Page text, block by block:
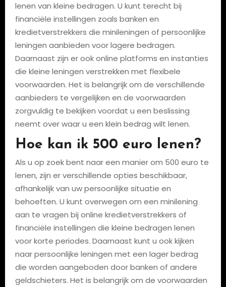
lenen van kleine bedragen. U kunt terecht bij
financiële instellingen zoals banken en
kredietverstrekkers die minileningen of persoonlijke
leningen aanbieden voor lagere bedragen.
Daarnaast zijn er ook online platforms en instanties
die kleine leningen verstrekken met flexibele
voorwaarden. Het is belangrijk om de verschillende
aanbieders te vergelijken en de voorwaarden
zorgvuldig te bekijken voordat u een beslissing
neemt over waar u een klein bedrag wilt lenen.
Hoe kan ik 500 euro lenen?
Als u op zoek bent naar een manier om 500 euro te
lenen, zijn er verschillende opties beschikbaar,
afhankelijk van uw persoonlijke situatie en
behoeften. U kunt overwegen om een minilening
aan te vragen bij online kredietverstrekkers of
financiële instellingen die kleine bedragen lenen
voor korte periodes. Daarnaast kunt u ook kijken
naar persoonlijke leningen met een lager bedrag
die worden aangeboden door banken of andere
geldschieters. Het is belangrijk om de voorwaarden